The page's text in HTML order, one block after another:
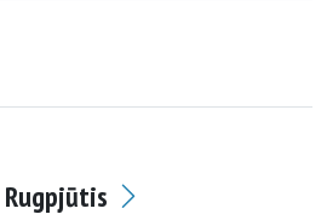
Rugpjūtis